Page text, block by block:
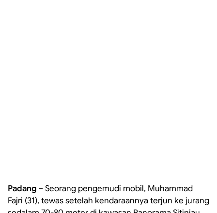
Padang – Seorang pengemudi mobil, Muhammad
Fajri (31), tewas setelah kendaraannya terjun ke jurang